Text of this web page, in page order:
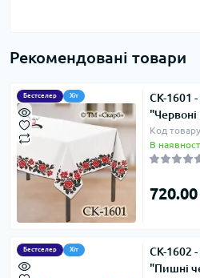
Рекомендовані товари
Бестселер Хіт
СК-1601
"Червоні
Код
В
Бестселер Хіт
СК-1602
"Пишні